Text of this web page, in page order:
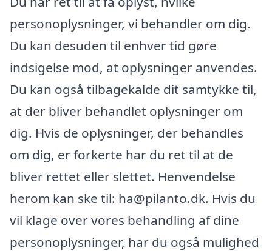
personoplysninger, vi behandler om dig.
Du kan desuden til enhver tid gøre
indsigelse mod, at oplysninger anvendes.
Du kan også tilbagekalde dit samtykke til,
at der bliver behandlet oplysninger om
dig. Hvis de oplysninger, der behandles
om dig, er forkerte har du ret til at de
bliver rettet eller slettet. Henvendelse
herom kan ske til: ha@pilanto.dk. Hvis du
vil klage over vores behandling af dine
personoplysninger, har du også mulighed